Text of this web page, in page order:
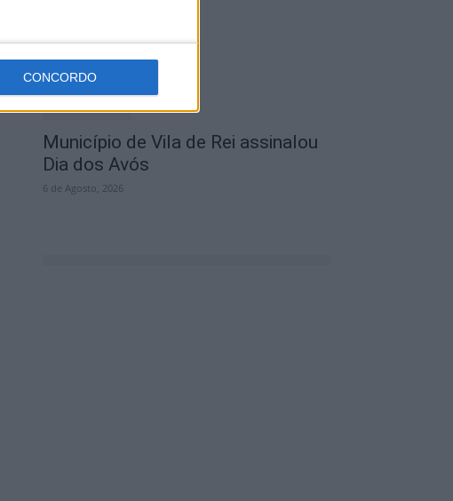
CONCORDO
Município de Vila de Rei assinalou
Dia dos Avós
6 de Agosto, 2026